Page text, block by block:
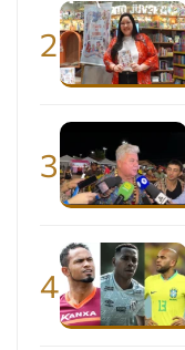
2
3
4